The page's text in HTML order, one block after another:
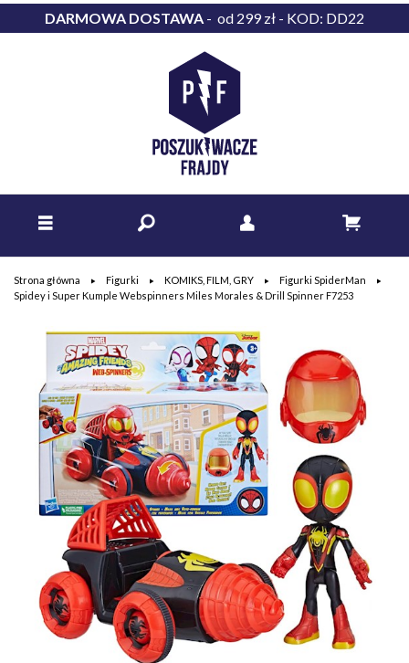
DARMOWA DOSTAWA - od 299 zł - KOD: DD22
Strona główna Figurki KOMIKS, FILM, GRY
Figurki SpiderMan
Spidey i Super Kumple Webspinners Miles Morales & Drill Spinner F7253